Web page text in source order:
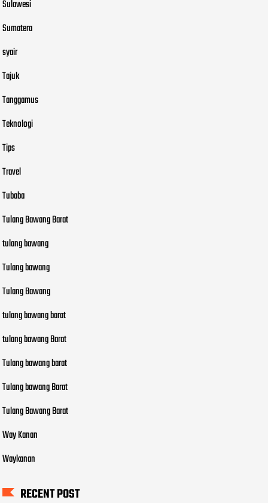
Sulawesi
Sumatera
syair
Tajuk
Tanggamus
Teknologi
Tips
Travel
Tubaba
Tulang Bawang Barat
tulang bawang
Tulang bawang
Tulang Bawang
tulang bawang barat
tulang bawang Barat
Tulang bawang barat
Tulang bawang Barat
Tulang Bawang Barat
Way Kanan
Waykanan
RECENT POST